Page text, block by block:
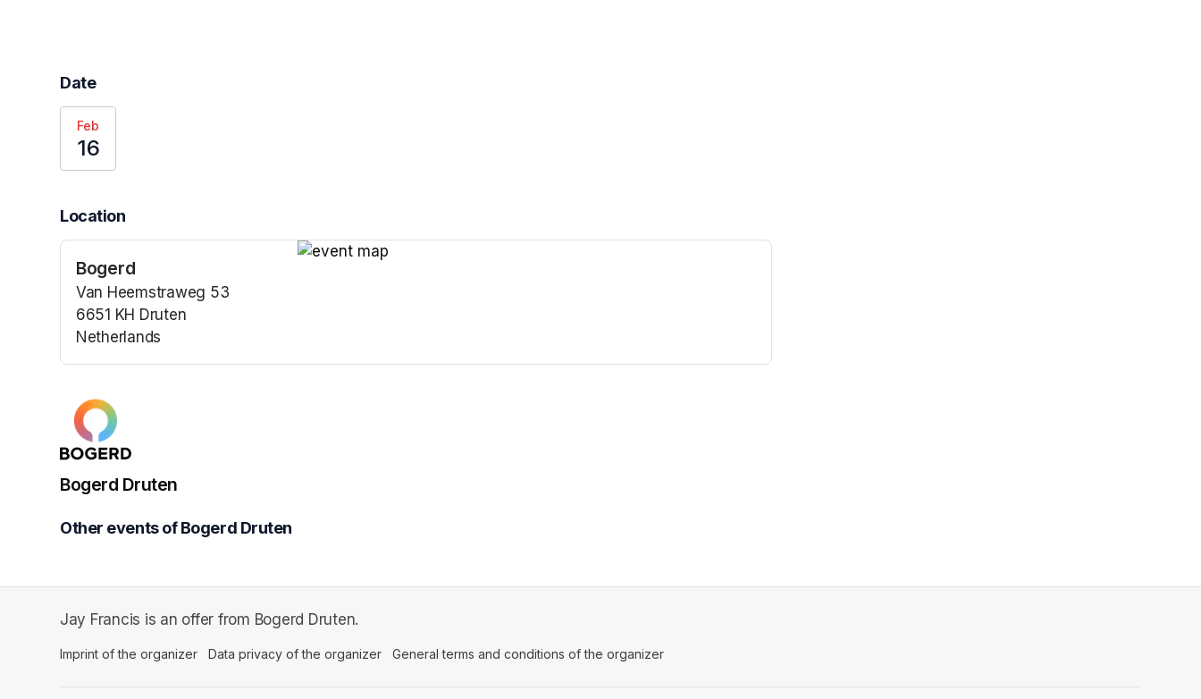
Date
Feb
16
Location
Bogerd
Van Heemstraweg 53
6651 KH Druten
Netherlands
(opens in a new tab)
Bogerd Druten
Other events of Bogerd Druten
Jay Francis is an offer from Bogerd Druten.
Imprint of the organizer (opens in a new tab)
Data privacy of the organizer (opens in a new tab)
General terms and conditions of the organizer